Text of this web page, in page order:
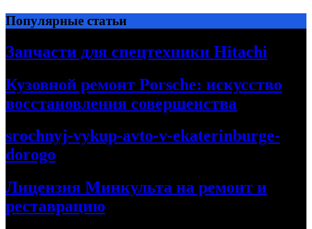
Перейти
к
содержимому
Популярные статьи
Запчасти для спецтехники Hitachi
Кузовной ремонт Porsche: искусство
восстановления совершенства
srochnyj-vykup-avto-v-ekaterinburge-
dorogo
Лицензия Минкульта на ремонт и
реставрацию